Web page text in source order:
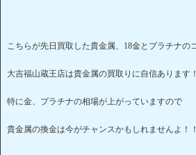
こちらが先日買取した貴金属、18金とプラチナの
大吉福山蔵王店は貴金属の買取りに自信あります
特に金、プラチナの相場が上がっていますので
貴金属の換金は今がチャンスかもしれませんよ！！